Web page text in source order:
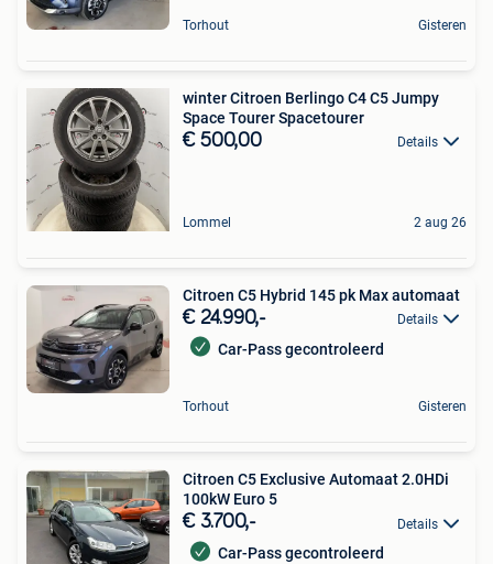
Torhout Gisteren
winter Citroen Berlingo C4 C5 Jumpy
Space Tourer Spacetourer
€ 500,00 Details
Lommel 2 aug 26
Citroen C5 Hybrid 145 pk Max automaat
€ 24.990,- Details
Car-Pass gecontroleerd
Torhout Gisteren
Citroen C5 Exclusive Automaat 2.0HDi
100kW Euro 5
€ 3.700,- Details
Car-Pass gecontroleerd